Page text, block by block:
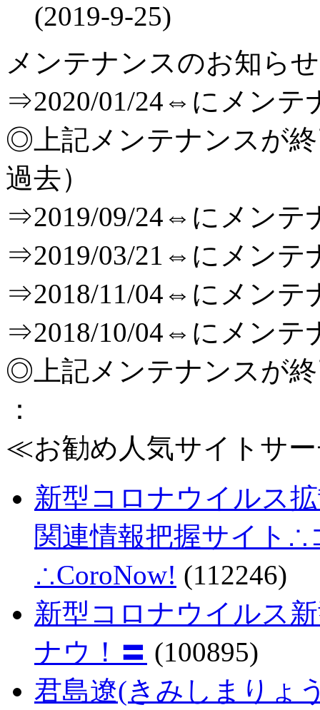
(2019-9-25)
メンテナンスのお知ら
⇒2020/01/24⇔にメンテ
◎上記メンテナンスが
過去）
⇒2019/09/24⇔にメンテ
⇒2019/03/21⇔にメンテ
⇒2018/11/04⇔にメンテ
⇒2018/10/04⇔にメンテ
◎上記メンテナンスが
：
≪お勧め人気サイトサ
新型コロナウイルス
関連情報把握サイト
∴CoroNow! (112246)
新型コロナウイルス
ナウ！〓 (100895)
君島遼(きみしまりょ